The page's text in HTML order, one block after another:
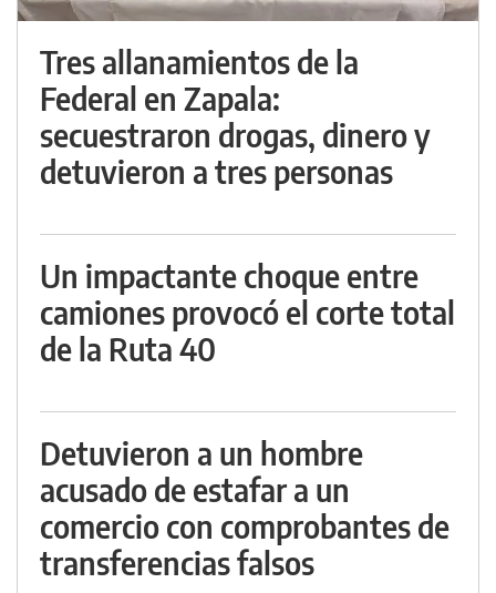
Tres allanamientos de la
Federal en Zapala:
secuestraron drogas, dinero y
detuvieron a tres personas
Un impactante choque entre
camiones provocó el corte total
de la Ruta 40
Detuvieron a un hombre
acusado de estafar a un
comercio con comprobantes de
transferencias falsos